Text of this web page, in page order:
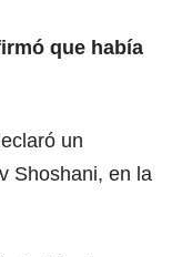
que había
un
Shoshani, en la